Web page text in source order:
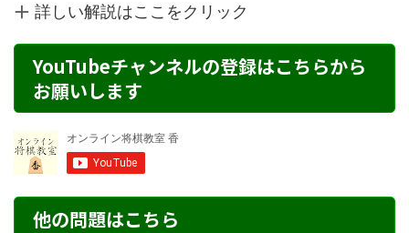
詳しい解説はここをクリック
YouTubeチャンネルの登録はこちらから
お願いします
他の問題はこちら